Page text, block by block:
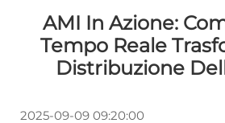
AMI In Azione:
Tempo Reale
Distribuzione
2025-09-09 09:20:00